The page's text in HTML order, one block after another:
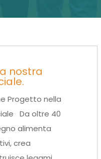
nostra
Progetto nella
Da oltre 40
alimenta
crea